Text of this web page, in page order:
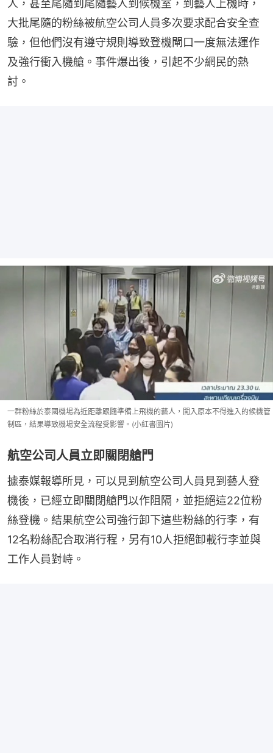
人，甚至尾隨到尾隨藝人到候機室，到藝人上機時，
大批尾隨的粉絲被航空公司人員多次要求配合安全查
驗，但他們沒有遵守規則導致登機閘口一度無法運作
及強行衝入機艙。事件爆出後，引起不少網民的熱
討。
一群粉絲於泰國機場為近距離跟隨準備上飛機的藝人，闖入原本不得進入的候機管
制區，結果導致機場安全流程受影響。(小紅書圖片)
航空公司人員立即關閉艙門
據泰媒報導所見，可以見到航空公司人員見到藝人登
機後，已經立即關閉艙門以作阻隔，並拒絕這22位粉
絲登機。結果航空公司強行卸下這些粉絲的行李，有
12名粉絲配合取消行程，另有10人拒絕卸載行李並與
工作人員對峙。